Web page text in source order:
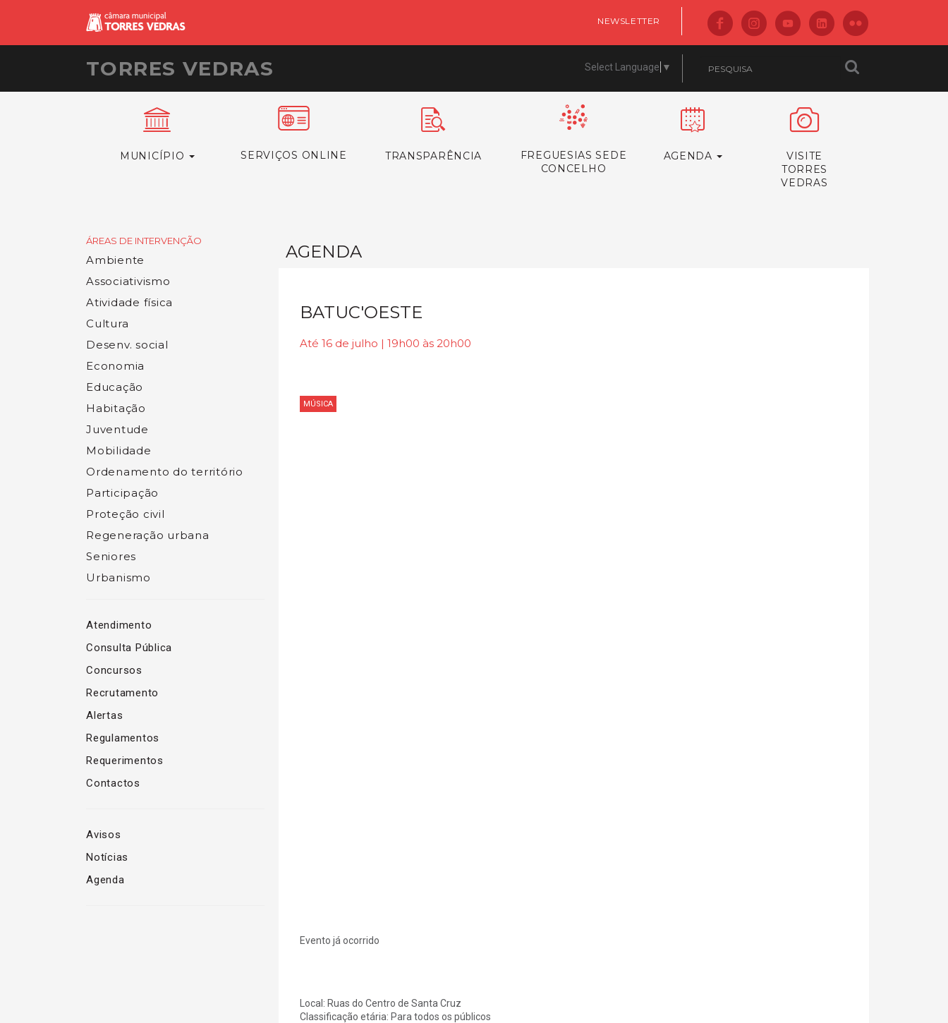
NEWSLETTER
TORRES VEDRAS Select Language ▼
MUNICÍPIO SERVIÇOS ONLINE TRANSPARÊNCIA
FREGUESIAS SEDE
CONCELHO
AGENDA
VISITE
TORRES
VEDRAS
ÁREAS DE INTERVENÇÃO
Ambiente
Associativismo
Atividade física
Cultura
Desenv. social
Economia
Educação
Habitação
Juventude
Mobilidade
Ordenamento do território
Participação
Proteção civil
Regeneração urbana
Seniores
Urbanismo
Atendimento
Consulta Pública
Concursos
Recrutamento
Alertas
Regulamentos
Requerimentos
Contactos
Avisos
Notícias
Agenda
AGENDA
BATUC'OESTE
Até 16 de julho | 19h00 às 20h00
MÚSICA
Evento já ocorrido
Local: Ruas do Centro de Santa Cruz
Classificação etária: Para todos os públicos